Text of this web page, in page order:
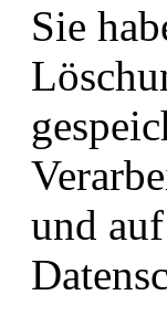
Sie
und